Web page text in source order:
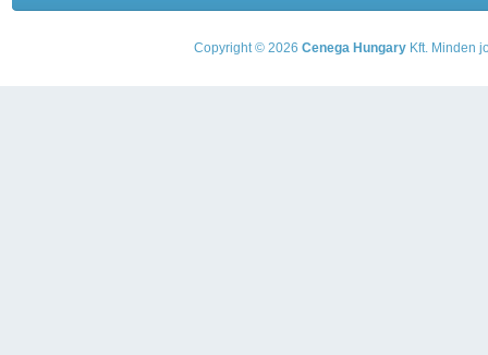
Copyright © 2026 Cenega Hungary Kft. Minden